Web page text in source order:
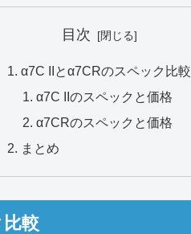
目次
α7C IIとα7CRのスペック比較
α7C IIのスペックと価格
α7CRのスペックと価格
まとめ
較